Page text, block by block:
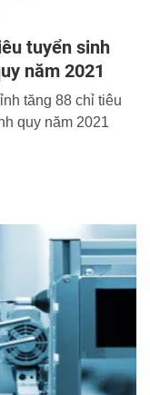
tuyển sinh
năm 2021
tăng 88 chỉ tiêu
quy năm 2021